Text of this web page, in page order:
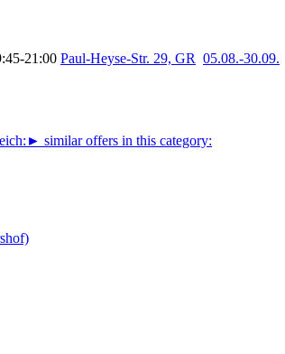
21:00 Paul-Heyse-Str. 29, GR 05.08.-30.09.
► similar offers in this category: